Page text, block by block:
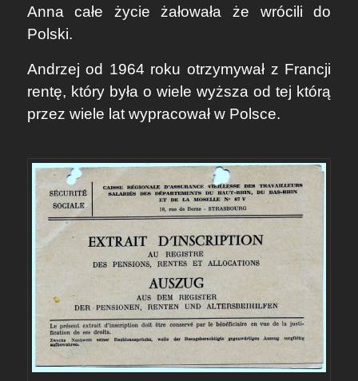
Anna całe życie żałowała że wrócili do
Polski.
Andrzej od 1964 roku otrzymywał z Francji
rentę, który była o wiele wyższa od tej którą
przez wiele lat wypracował w Polsce.